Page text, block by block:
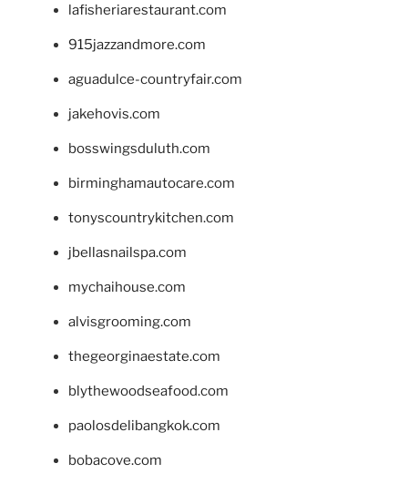
lafisheriarestaurant.com
915jazzandmore.com
aguadulce-countryfair.com
jakehovis.com
bosswingsduluth.com
birminghamautocare.com
tonyscountrykitchen.com
jbellasnailspa.com
mychaihouse.com
alvisgrooming.com
thegeorginaestate.com
blythewoodseafood.com
paolosdelibangkok.com
bobacove.com